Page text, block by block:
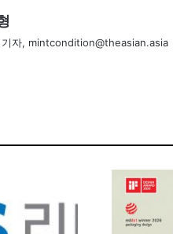
기자, mintcondition@theasian.asia